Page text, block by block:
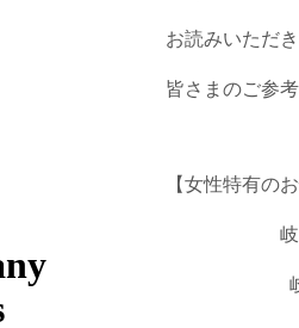
お読みいただ
皆さまのご参
【女性特有
岐阜市の
岐阜市茜